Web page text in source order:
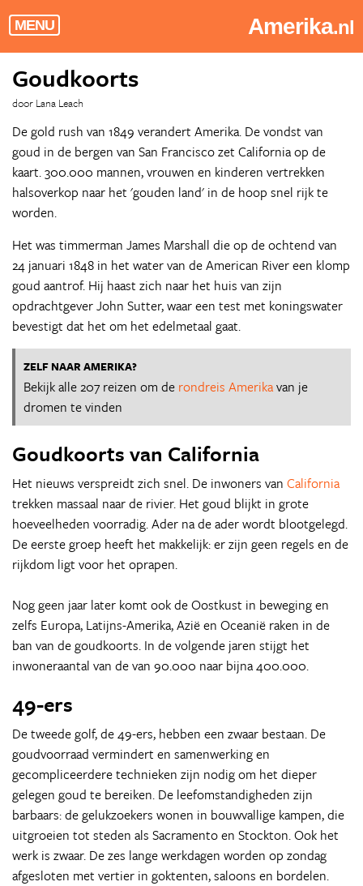
MENU Amerika.nl
Goudkoorts
door Lana Leach
De gold rush van 1849 verandert Amerika. De vondst van
goud in de bergen van San Francisco zet California op de
kaart. 300.000 mannen, vrouwen en kinderen vertrekken
halsoverkop naar het 'gouden land' in de hoop snel rijk te
worden.
Het was timmerman James Marshall die op de ochtend van
24 januari 1848 in het water van de American River een klomp
goud aantrof. Hij haast zich naar het huis van zijn
opdrachtgever John Sutter, waar een test met koningswater
bevestigt dat het om het edelmetaal gaat.
ZELF NAAR AMERIKA?
Bekijk alle 207 reizen om de rondreis Amerikavan je
dromen te vinden
Goudkoorts van California
Het nieuws verspreidt zich snel. De inwoners van California
trekken massaal naar de rivier. Het goud blijkt in grote
hoeveelheden voorradig. Ader na de ader wordt blootgelegd.
De eerste groep heeft het makkelijk: er zijn geen regels en de
rijkdom ligt voor het oprapen.
Nog geen jaar later komt ook de Oostkust in beweging en
zelfs Europa, Latijns-Amerika, Azië en Oceanië raken in de
ban van de goudkoorts. In de volgende jaren stijgt het
inwoneraantal van de van 90.000 naar bijna 400.000.
49-ers
De tweede golf, de 49-ers, hebben een zwaar bestaan. De
goudvoorraad vermindert en samenwerking en
gecompliceerdere technieken zijn nodig om het dieper
gelegen goud te bereiken. De leefomstandigheden zijn
barbaars: de gelukzoekers wonen in bouwvallige kampen, die
uitgroeien tot steden als Sacramento en Stockton. Ook het
werk is zwaar. De zes lange werkdagen worden op zondag
afgesloten met vertier in goktenten, saloons en bordelen.